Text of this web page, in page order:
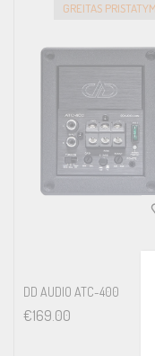
GREITAS
DD AUDIO ATC-400
€169.00